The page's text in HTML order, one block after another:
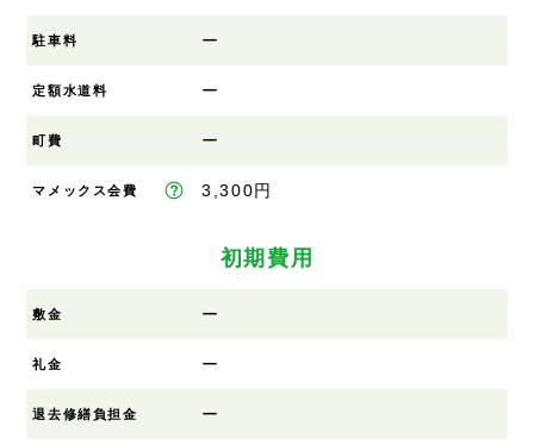
駐車料 ー
定額水道料 ー
町費 ー
マメックス会費 3,300円
初期費用
敷金 ー
礼金 ー
退去修繕負担金 ー